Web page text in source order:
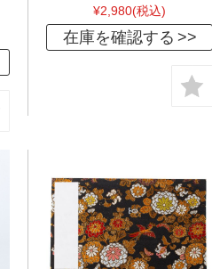
¥2,980(税込)
在庫を確認する